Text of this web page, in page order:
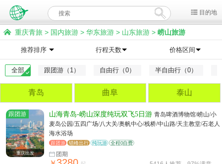
目的地
重庆青旅 > 国内旅游 > 华东旅游 > 山东旅游 > 崂山旅游
推荐排序 行程天数 价格区间
全部 跟团游（1） 自由行（0） 半自由行（0）
青岛 曲阜 泰山
跟团游
重庆出发
山海青岛-崂山深度纯玩双飞5日游 青岛啤酒博物馆/崂山/小
麦岛公园/五四广场/八大关/奥帆中心/栈桥/中山路/天主教堂/石老人
海水浴场
跟团游 错峰出行 纯玩游 全程0自费
团期